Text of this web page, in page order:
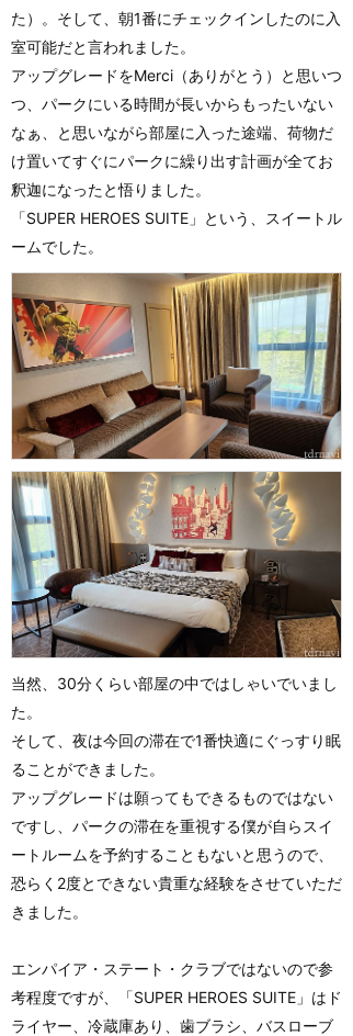
た）。そして、朝1番にチェックインしたのに入
室可能だと言われました。
アップグレードをMerci（ありがとう）と思いつ
つ、パークにいる時間が長いからもったいない
なぁ、と思いながら部屋に入った途端、荷物だ
け置いてすぐにパークに繰り出す計画が全てお
釈迦になったと悟りました。
「SUPER HEROES SUITE」という、スイートル
ームでした。
当然、30分くらい部屋の中ではしゃいでいまし
た。
そして、夜は今回の滞在で1番快適にぐっすり眠
ることができました。
アップグレードは願ってもできるものではない
ですし、パークの滞在を重視する僕が自らスイ
ートルームを予約することもないと思うので、
恐らく2度とできない貴重な経験をさせていただ
きました。
エンパイア・ステート・クラブではないので参
考程度ですが、「SUPER HEROES SUITE」はド
ライヤー、冷蔵庫あり、歯ブラシ、バスローブ